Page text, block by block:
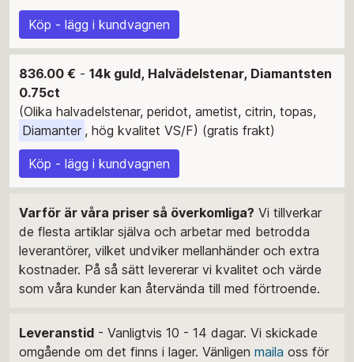
Köp - lägg i kundvagnen
836.00 € - 14k guld, Halvädelstenar, Diamantsten
0.75ct
(Olika halvadelstenar, peridot, ametist, citrin, topas,
Diamanter , hög kvalitet VS/F) (gratis frakt)
Köp - lägg i kundvagnen
Varför är våra priser så överkomliga? Vi tillverkar
de flesta artiklar själva och arbetar med betrodda
leverantörer, vilket undviker mellanhänder och extra
kostnader. På så sätt levererar vi kvalitet och värde
som våra kunder kan återvända till med förtroende.
Leveranstid - Vanligtvis 10 - 14 dagar. Vi skickade
omgående om det finns i lager. Vänligen maila oss för